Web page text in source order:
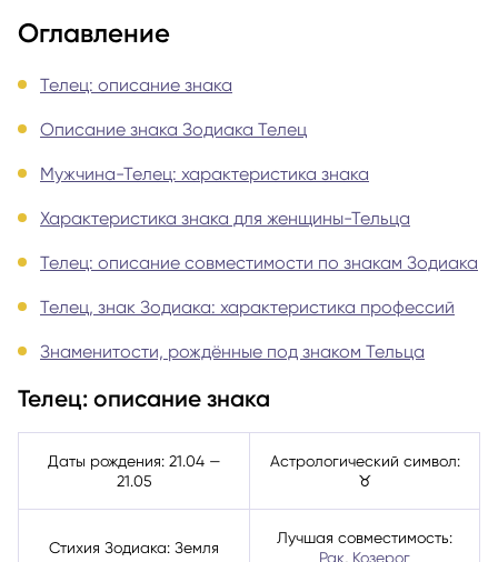
Оглавление
Телец: описание знака
Описание знака Зодиака Телец
Мужчина-Телец: характеристика знака
Характеристика знака для женщины-Тельца
Телец: описание совместимости по знакам Зодиака
Телец, знак Зодиака: характеристика профессий
Знаменитости, рождённые под знаком Тельца
Телец: описание знака
Даты рождения: 21.04 —
21.05
Астрологический символ:
♉
Стихия Зодиака: Земля
Лучшая совместимость:
Рак, Козерог